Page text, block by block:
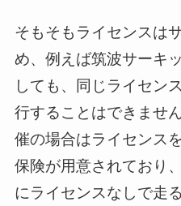
そもそもライセンスは
め、例えば筑波サーキ
しても、同じライセン
行することはできませ
催の場合はライセンス
保険が用意されており
にライセンスなしで走